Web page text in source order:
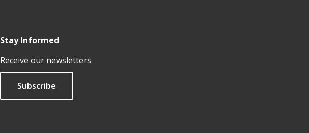
Stay Informed
Receive our newsletters
Subscribe